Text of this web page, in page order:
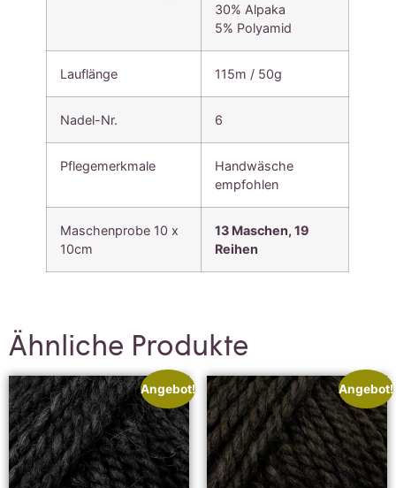
30% Alpaka
5% Polyamid
Lauflänge 115m / 50g
Nadel-Nr. 6
Pflegemerkmale
Handwäsche
empfohlen
Maschenprobe 10 x
10cm
13 Maschen, 19
Reihen
Ähnliche Produkte
Angebot! Angebot!